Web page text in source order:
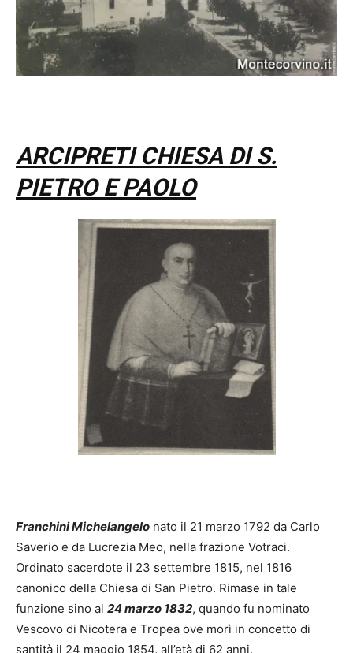
ARCIPRETI CHIESA DI S.
PIETRO E PAOLO
Franchini Michelangelo nato il 21 marzo 1792 da Carlo
Saverio e da Lucrezia Meo, nella frazione Votraci.
Ordinato sacerdote il 23 settembre 1815, nel 1816
canonico della Chiesa di San Pietro. Rimase in tale
funzione sino al 24 marzo 1832, quando fu nominato
Vescovo di Nicotera e Tropea ove morì in concetto di
santità il 24 maggio 1854, all’età di 62 anni.